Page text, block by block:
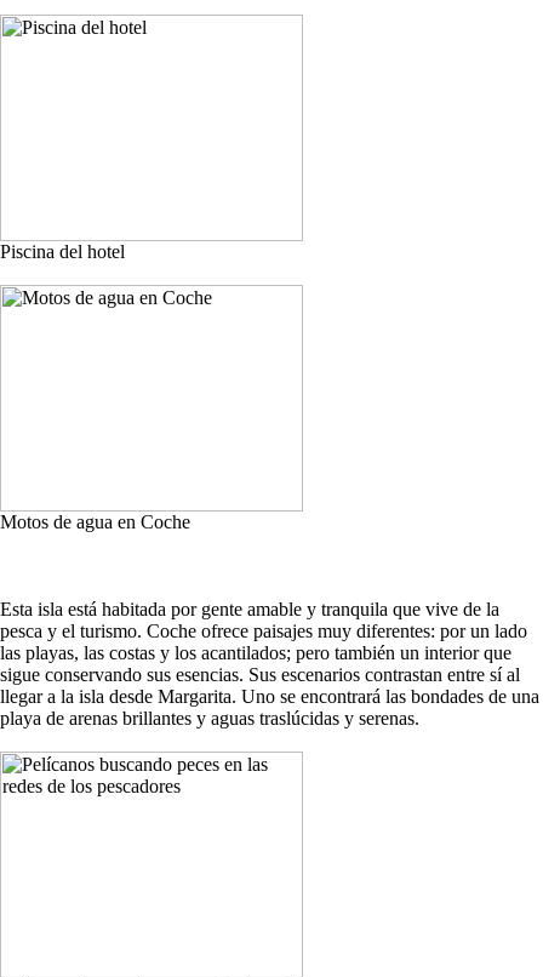
Piscina del hotel
Motos de agua en Coche
Esta isla está habitada por gente amable y tranquila que vive de la
pesca y el turismo. Coche ofrece paisajes muy diferentes: por un lado
las playas, las costas y los acantilados; pero también un interior que
sigue conservando sus esencias. Sus escenarios contrastan entre sí al
llegar a la isla desde Margarita. Uno se encontrará las bondades de una
playa de arenas brillantes y aguas traslúcidas y serenas.